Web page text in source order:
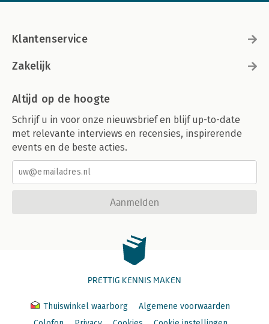
Klantenservice
Zakelijk
Altijd op de hoogte
Schrijf u in voor onze nieuwsbrief en blijf up-to-date
met relevante interviews en recensies, inspirerende
events en de beste acties.
Aanmelden
PRETTIG KENNIS MAKEN
Thuiswinkel waarborg
Algemene voorwaarden